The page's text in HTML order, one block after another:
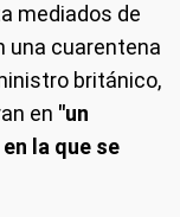
mediados de
una cuarentena
británico,
en "un
la que se